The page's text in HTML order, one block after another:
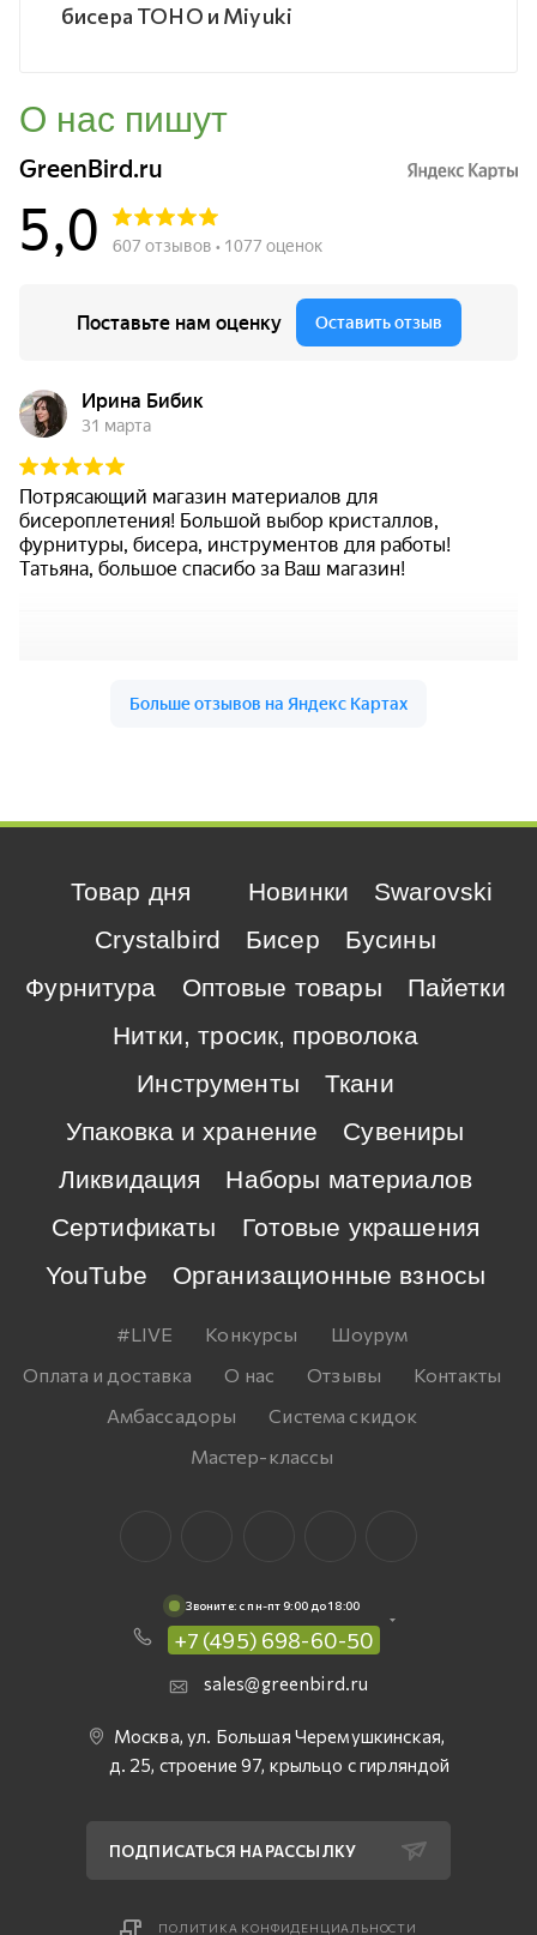
бисера TOHO и Miyuki
О нас пишут
Товар дня Новинки
Swarovski
Crystalbird
Бисер
Бусины
Фурнитура
Оптовые товары
Пайетки
Нитки, тросик, проволока
Инструменты
Ткани
Упаковка и хранение
Сувениры
Ликвидация
Наборы материалов
Сертификаты
Готовые украшения
YouTube
Организационные взносы
#LIVE Конкурсы
Шоурум
Оплата и доставка
О нас Отзывы
Контакты
Амбассадоры
Система скидок
Мастер-классы
Звоните: c пн-пт 9:00 до 18:00
+7 (495) 698-60-50
sales@greenbird.ru
Москва, ул. Большая Черемушкинская,
д. 25, строение 97, крыльцо с гирляндой
ПОДПИСАТЬСЯ НА РАССЫЛКУ
ПОЛИТИКА КОНФИДЕНЦИАЛЬНОСТИ